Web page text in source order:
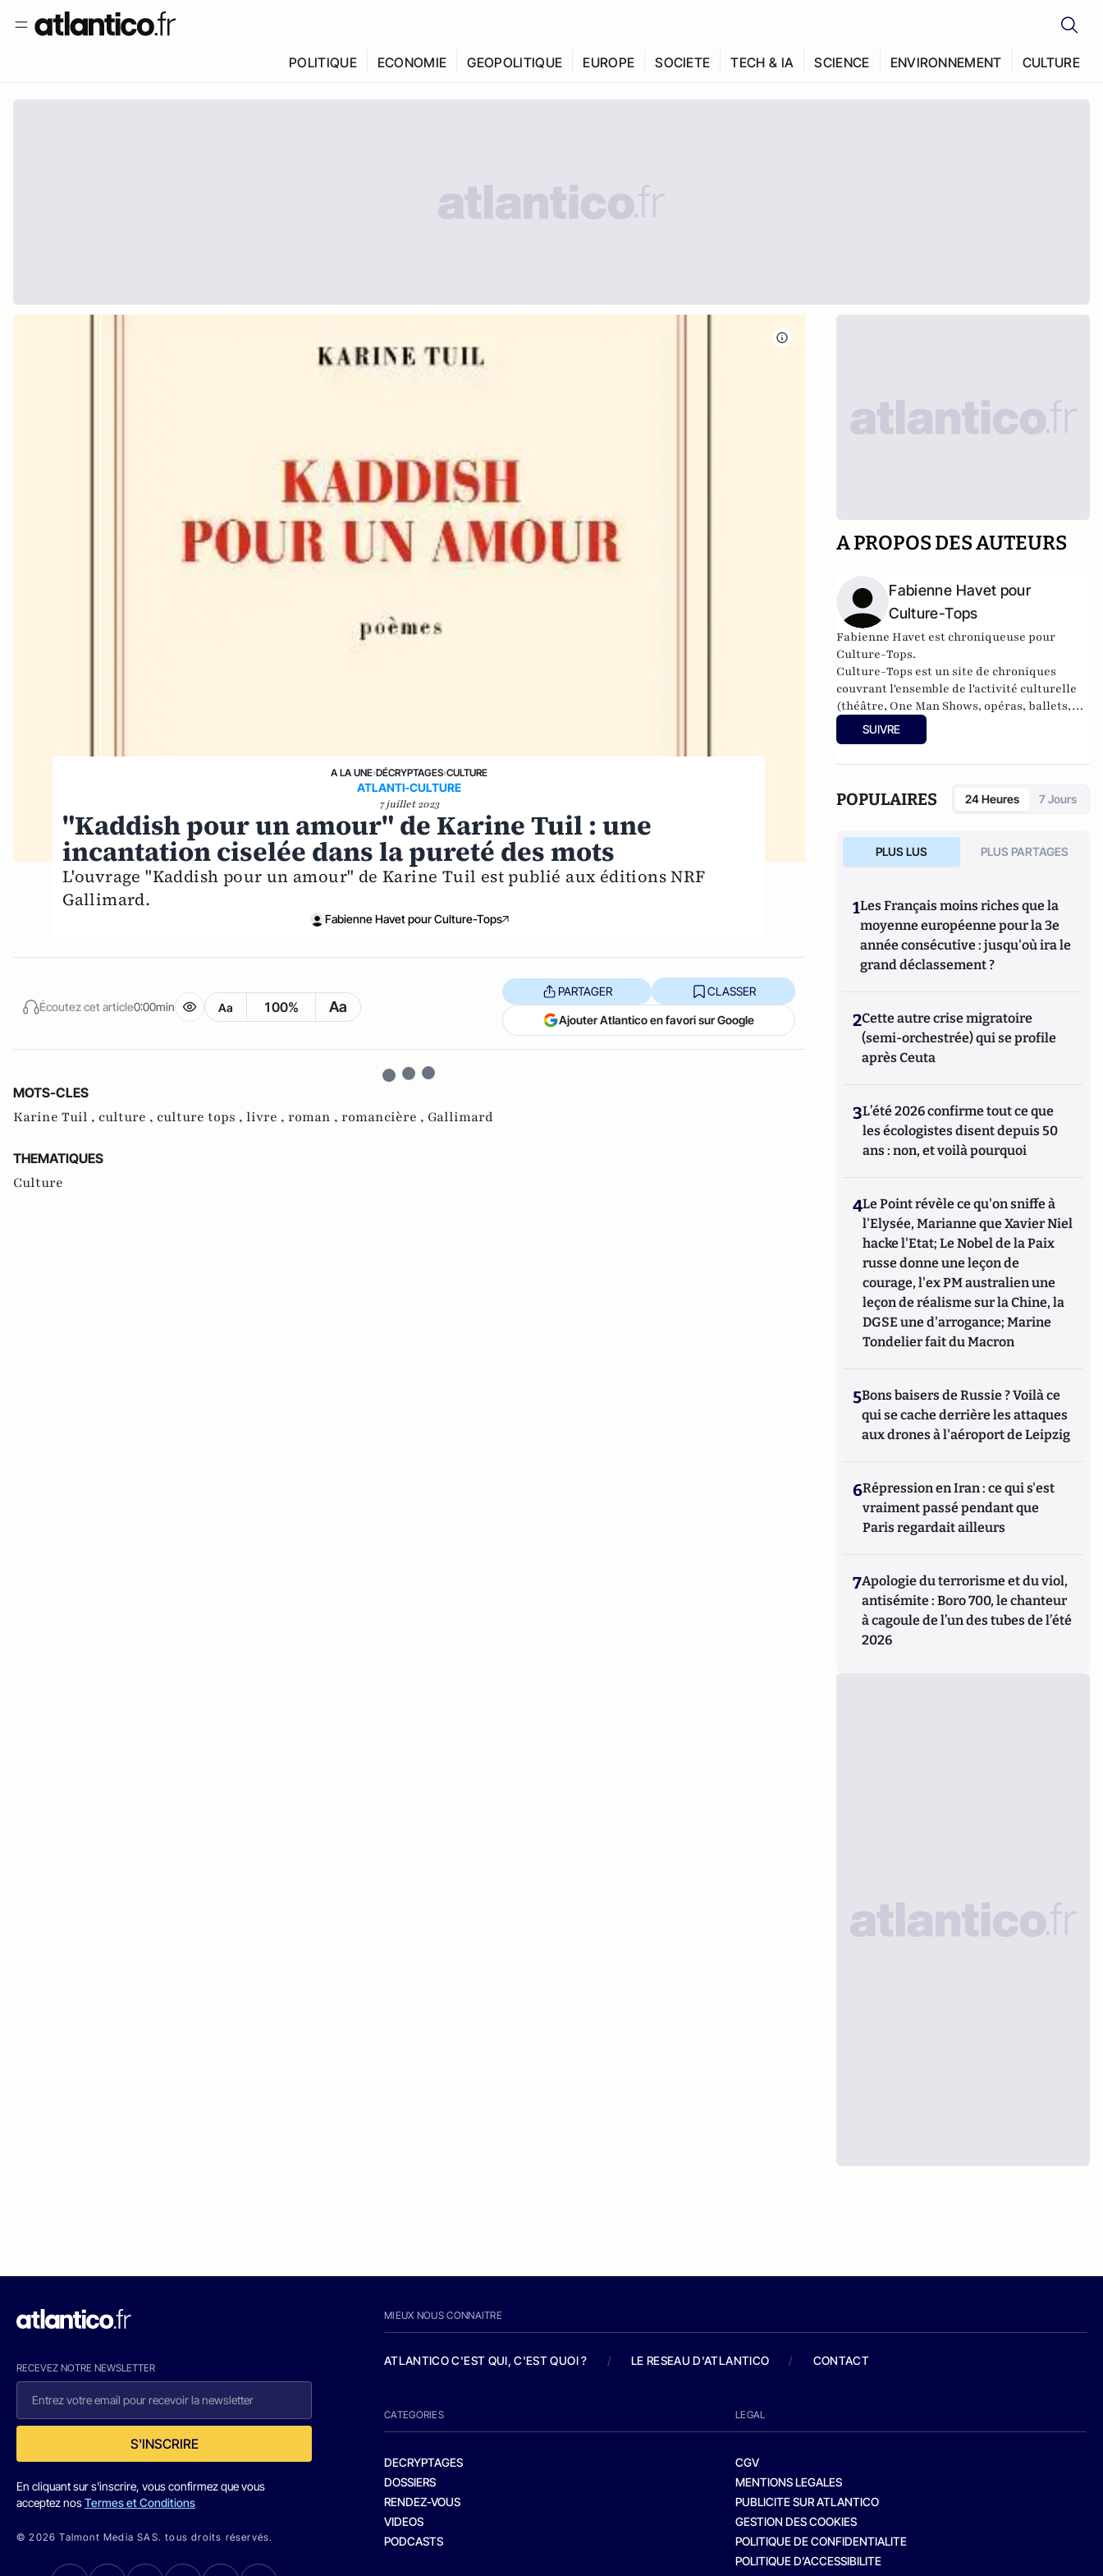
POLITIQUE ECONOMIE GEOPOLITIQUE EUROPE SOCIETE TECH & IA SCIENCE ENVIRONNEMENT CULTURE
A LA UNE›DÉCRYPTAGES›CULTURE
ATLANTI-CULTURE
7 juillet 2023
"Kaddish pour un amour" de Karine Tuil : une
incantation ciselée dans la pureté des mots
L'ouvrage "Kaddish pour un amour" de Karine Tuil est publié aux éditions NRF
Gallimard.
Fabienne Havet pour Culture-Tops
Écoutez cet article0:00min Aa 100% Aa
PARTAGER CLASSER
Ajouter Atlantico en favori sur Google
MOTS-CLES
Karine Tuil , culture , culture tops , livre , roman , romancière , Gallimard
THEMATIQUES
Culture
A PROPOS DES AUTEURS
Fabienne Havet pour
Culture-Tops
Fabienne Havet est chroniqueuse pour
Culture-Tops.
Culture-Tops est un site de chroniques
couvrant l'ensemble de l'activité culturelle
(théâtre, One Man Shows, opéras, ballets,
spectacles divers, cinéma, expos, livres,
etc.).
SUIVRE
POPULAIRES 24 Heures 7 Jours
PLUS LUS PLUS PARTAGES
1Les Français moins riches que la
moyenne européenne pour la 3e
année consécutive : jusqu'où ira le
grand déclassement ?
2Cette autre crise migratoire
(semi-orchestrée) qui se profile
après Ceuta
3L’été 2026 confirme tout ce que
les écologistes disent depuis 50
ans : non, et voilà pourquoi
4Le Point révèle ce qu'on sniffe à
l'Elysée, Marianne que Xavier Niel
hacke l'Etat; Le Nobel de la Paix
russe donne une leçon de
courage, l'ex PM australien une
leçon de réalisme sur la Chine, la
DGSE une d'arrogance; Marine
Tondelier fait du Macron
5Bons baisers de Russie ? Voilà ce
qui se cache derrière les attaques
aux drones à l'aéroport de Leipzig
6Répression en Iran : ce qui s'est
vraiment passé pendant que
Paris regardait ailleurs
7Apologie du terrorisme et du viol,
antisémite : Boro 700, le chanteur
à cagoule de l’un des tubes de l’été
2026
RECEVEZ NOTRE NEWSLETTER
S'INSCRIRE
En cliquant sur s'inscrire, vous confirmez que vous
acceptez nosTermes et Conditions
© 2026 Talmont Media SAS. tous droits réservés.
MIEUX NOUS CONNAITRE
ATLANTICO C'EST QUI, C'EST QUOI ? / LE RESEAU D'ATLANTICO / CONTACT
CATEGORIES
DECRYPTAGES
DOSSIERS
RENDEZ-VOUS
VIDEOS
PODCASTS
LEGAL
CGV
MENTIONS LEGALES
PUBLICITE SUR ATLANTICO
GESTION DES COOKIES
POLITIQUE DE CONFIDENTIALITE
POLITIQUE D’ACCESSIBILITE